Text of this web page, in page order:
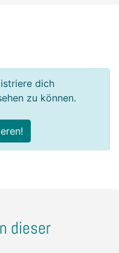
dich
zu können.
dieser